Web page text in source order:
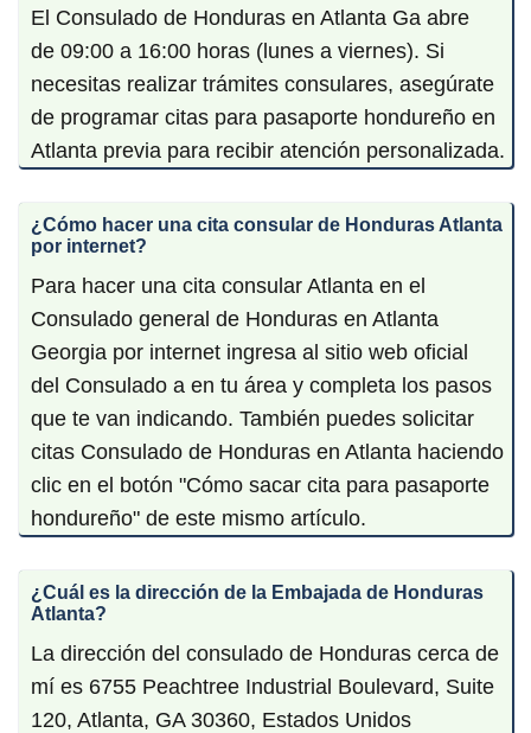
El Consulado de Honduras en Atlanta Ga abre
de 09:00 a 16:00 horas (lunes a viernes). Si
necesitas realizar trámites consulares, asegúrate
de programar citas para pasaporte hondureño en
Atlanta previa para recibir atención personalizada.
¿Cómo hacer una cita consular de Honduras Atlanta
por internet?
Para hacer una cita consular Atlanta en el
Consulado general de Honduras en Atlanta
Georgia por internet ingresa al sitio web oficial
del Consulado a en tu área y completa los pasos
que te van indicando. También puedes solicitar
citas Consulado de Honduras en Atlanta haciendo
clic en el botón "Cómo sacar cita para pasaporte
hondureño" de este mismo artículo.
¿Cuál es la dirección de la Embajada de Honduras
Atlanta?
La dirección del consulado de Honduras cerca de
mí es 6755 Peachtree Industrial Boulevard, Suite
120, Atlanta, GA 30360, Estados Unidos